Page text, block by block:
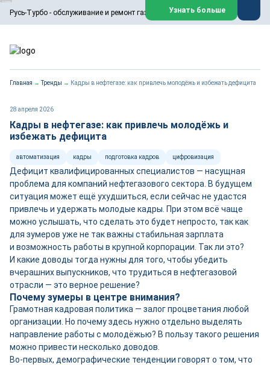
Русь-Турбо - обслуживание и ремонт газовых паровых турбин
ООО «Русь-Турбо» занимается сервисом газовых и паровых
турбин, комплексным ремонтом, восстановлением,
техническим обслуживанием оборудования ТЭС,
работают на нефтегазовых, нефтехимических,
металлургических и других предприятиях.
Реклама. ООО «Русь-Турбо», ИНН 7802588950
Узнать больше
Главная →Тренды → Кадры в нефтегазе: как привлечь молодёжь и избежать дефицита
28 апреля 2026
Кадры в нефтегазе: как привлечь молодёжь и
избежать дефицита
автоматизация кадры подготовка кадров цифровизация
Дефицит квалифицированных специалистов — насущная
проблема для компаний нефтегазового сектора. В будущем
ситуация может ещё ухудшиться, если сейчас не удастся
привлечь и удержать молодые кадры. При этом всё чаще
можно услышать, что сделать это будет непросто, так как
для зумеров уже не так важны стабильная зарплата
и возможность работы в крупной корпорации. Так ли это?
И какие доводы тогда нужны для того, чтобы убедить
вчерашних выпускников, что трудиться в нефтегазовой
отрасли — это верное решение?
Почему зумеры в центре внимания?
Грамотная кадровая политика — залог процветания любой
организации. Но почему здесь нужно отдельно выделять
направление работы с молодёжью? В пользу такого решения
можно привести несколько доводов.
Во-первых, демографические тенденции говорят о том, что